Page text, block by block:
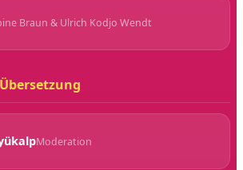
Braun & Ulrich Kodjo Wendt
Moderation